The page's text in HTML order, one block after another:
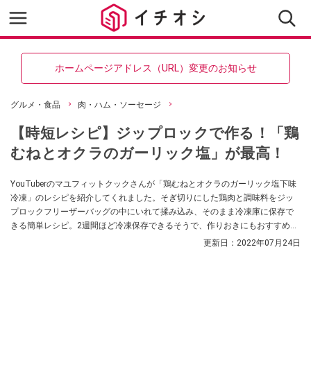
ホームページアドレス（URL）変更のお知らせ
グルメ・食品 肉・ハム・ソーセージ
【時短レシピ】ジップロックで作る！「鶏
むねとオクラのガーリック塩」が最高！
YouTuberのマユフィットクックさんが「鶏むねとオクラのガーリック塩下味
冷凍」のレシピを紹介してくれました。そぎ切りにした鶏肉と調味料をジッ
プロックフリーザーバッグの中にいれて揉み込み、そのまま冷凍庫に保存で
きる簡単レシピ。2週間ほど冷凍保存できるそうで、作りおきにもおすすめな
更新日： 2022年07月24日